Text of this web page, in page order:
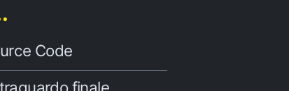
Code
finale